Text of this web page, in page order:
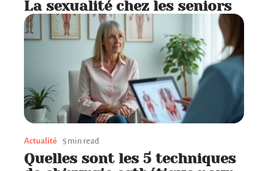
La sexualité chez les seniors
Actualité 5 min read
Quelles sont les 5 techniques